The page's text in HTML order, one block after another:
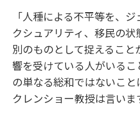
「人種による不平等を、
クシュアリティ、移民の
別のものとして捉えるこ
響を受けている人がいる
の単なる総和ではないこ
クレンショー教授は言いま